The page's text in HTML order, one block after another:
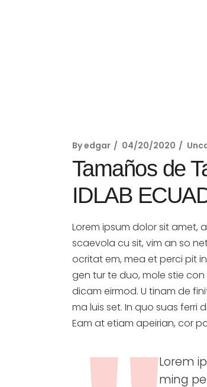
Byedgar 04/20/2020
Tamaños de
IDLAB
Lorem ipsum dolor sit amet,
scaevola cu sit, vim an so
ocritat em, mea et perci pit
gen tur te duo, mole stie
dicam eirmod. U tinam de
ma luis set. In quo suas ferri
Eam at etiam apeirian, cor
Lorem
ming